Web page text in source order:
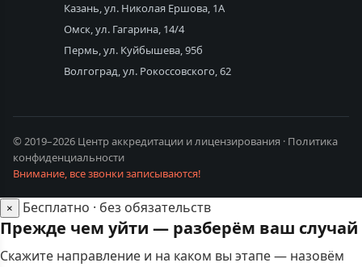
Казань, ул. Николая Ершова, 1А
Омск, ул. Гагарина, 14/4
Пермь, ул. Куйбышева, 95б
Волгоград, ул. Рокоссовского, 62
© 2019–2026 Центр аккредитации и лицензирования · Политика
конфиденциальности
Внимание, все звонки записываются!
× Бесплатно · без обязательств
Прежде чем уйти — разберём ваш случай
Скажите направление и на каком вы этапе — назовём